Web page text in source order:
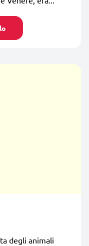
degli animali